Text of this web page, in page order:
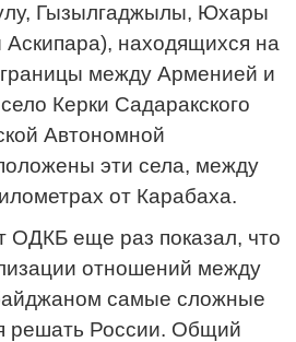
Гызылгаджылы, Юхары
находящихся на
между Арменией и
Керки Садаракского
Автономной
эти села, между
от Карабаха.
ОДКБ еще раз показал, что
отношений между
самые сложные
решать России. Общий